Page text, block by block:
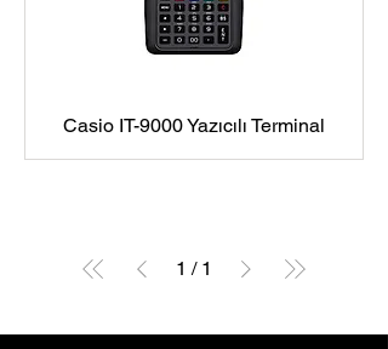
Casio IT-9000 Yazıcılı Terminal
1 / 1